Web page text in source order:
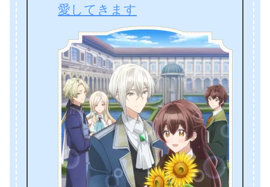
愛してきます